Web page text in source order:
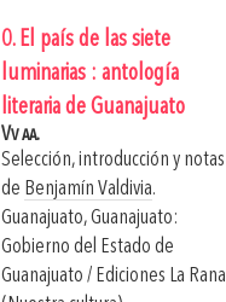
0. El país de las siete
luminarias : antología
literaria de Guanajuato
Vv aa.
Selección, introducción y notas
de Benjamín Valdivia.
Guanajuato, Guanajuato:
Gobierno del Estado de
Guanajuato / Ediciones La Rana